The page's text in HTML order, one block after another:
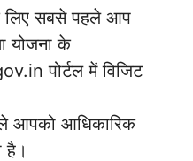
सबसे पहले आप
योजना के
पोर्टल में विजिट
आपको आधिकारिक
है।